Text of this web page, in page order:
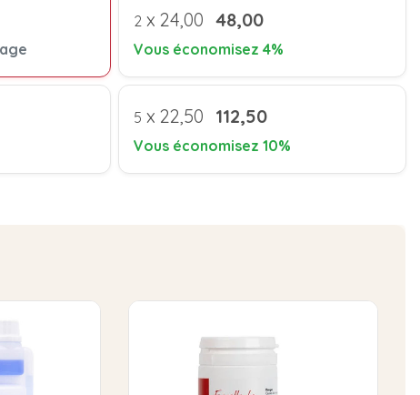
2 x 24,00 48,00
Vous économisez 4%
5 x 22,50 112,50
Vous économisez 10%